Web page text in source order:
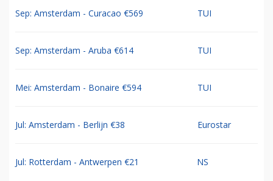
Sep: Amsterdam - Curacao €569 TUI
Sep: Amsterdam - Aruba €614 TUI
Mei: Amsterdam - Bonaire €594 TUI
Jul: Amsterdam - Berlijn €38 Eurostar
Jul: Rotterdam - Antwerpen €21 NS